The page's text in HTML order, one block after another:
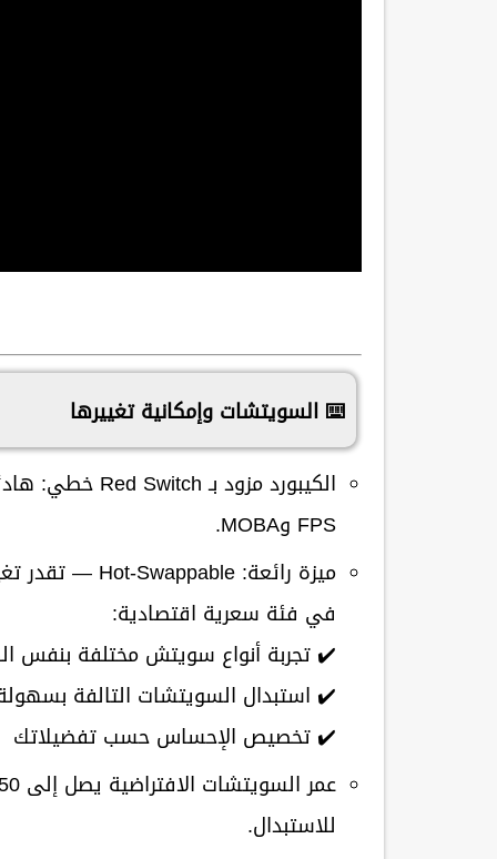
⌨️ السويتشات وإمكانية تغييرها
الكيبورد مزود بـRed Switch خطي
:
FPS وMOBA.
ميزة رائعة: Hot‑Swappable
— تقدر
في فئة سعرية اقتصادية:
✔️ تجربة أنواع سويتش مختلفة بنفس
✔️ استبدال السويتشات التالفة
✔️ تخصيص الإحساس حسب تفضيلاتك
عمر السويتشات الافتراضية يصل إلى 50 مليون
للاستبدال.